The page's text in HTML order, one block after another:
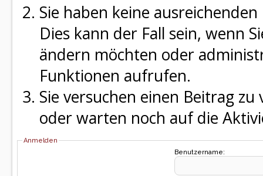
Sie haben keine
Dies kann der Fall sein, wenn
ändern möchten oder
Funktionen aufrufen.
Sie versuchen einen Beitrag
oder warten noch auf die
Anmelden
Benutzername: